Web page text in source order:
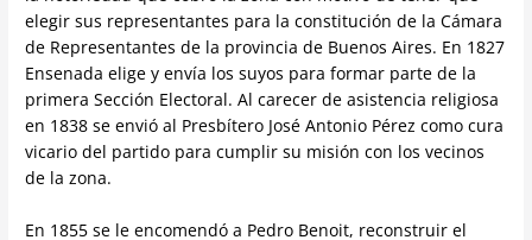
elegir sus representantes para la constitución de la Cámara
de Representantes de la provincia de Buenos Aires. En 1827
Ensenada elige y envía los suyos para formar parte de la
primera Sección Electoral. Al carecer de asistencia religiosa
en 1838 se envió al Presbítero José Antonio Pérez como cura
vicario del partido para cumplir su misión con los vecinos
de la zona.
En 1855 se le encomendó a Pedro Benoit, reconstruir el